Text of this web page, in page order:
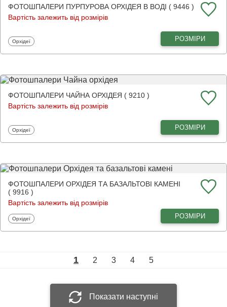
ФОТОШПАЛЕРИ ПУРПУРОВА ОРХІДЕЯ В ВОДІ ( 9446 )
Вартість залежить від розмірів
Фотошпалери
Орхідеї РОЗМІРИ
ФОТОШПАЛЕРИ ЧАЙНА ОРХІДЕЯ ( 9210 )
Вартість залежить від розмірів
Фотошпалери
Орхідеї РОЗМІРИ
ФОТОШПАЛЕРИ ОРХІДЕЯ ТА БАЗАЛЬТОВІ КАМЕНІ
( 9916 )
Вартість залежить від розмірів
Фотошпалери
Орхідеї РОЗМІРИ
1 2 3 4 5
Показати наступні